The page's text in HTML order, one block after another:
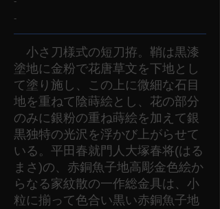
-
小さ刀様式の短刀拵。鞘は黒漆
塗地に金粉で花唐草文を下地とし
て塗り施し、この上に微細な石目
地を重ねて陰蒔絵とし、花の部分
のみに銀粉の重ね蒔絵を加えて銀
黒独特の光沢を浮かび上がらせて
いる。平田春就門人大塚春将(はる
まさ)の、赤銅魚子地高彫金色絵か
らなる家紋散の一作総金具は、小
粒に揃って色合い黒い赤銅魚子地